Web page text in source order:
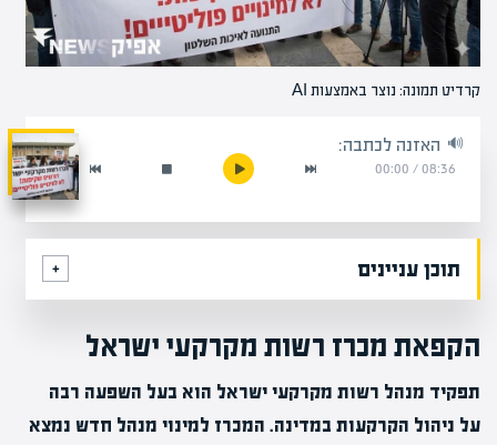
קרדיט תמונה: נוצר באמצעות AI
האזנה לכתבה:
08:36
/
00:00
תוכן עניינים
הקפאת מכרז רשות מקרקעי ישראל
תפקיד מנהל רשות מקרקעי ישראל הוא בעל השפעה רבה
על ניהול הקרקעות במדינה. המכרז למינוי מנהל חדש נמצא